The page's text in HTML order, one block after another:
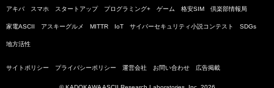
アキバ スマホ スタートアップ プログラミング+ ゲーム 格安SIM 倶楽部情報局
家電ASCII アスキーグルメ MITTR IoT サイバーセキュリティ小説コンテスト SDGs
地方活性
サイトポリシー プライバシーポリシー 運営会社 お問い合わせ 広告掲載